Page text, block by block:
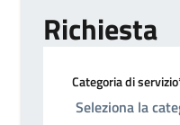
Richiesta
Categoria di